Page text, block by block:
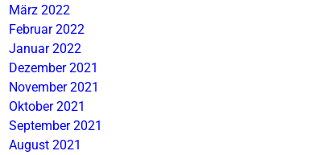
März 2022
Februar 2022
Januar 2022
Dezember 2021
November 2021
Oktober 2021
September 2021
August 2021